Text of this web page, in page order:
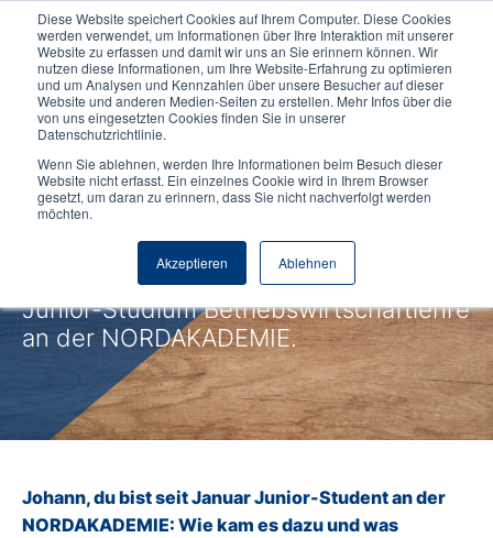
Diese Website speichert Cookies auf Ihrem Computer. Diese Cookies
werden verwendet, um Informationen über Ihre Interaktion mit unserer
Website zu erfassen und damit wir uns an Sie erinnern können. Wir
nutzen diese Informationen, um Ihre Website-Erfahrung zu optimieren
und um Analysen und Kennzahlen über unsere Besucher auf dieser
Website und anderen Medien-Seiten zu erstellen. Mehr Infos über die
von uns eingesetzten Cookies finden Sie in unserer
Datenschutzrichtlinie.
Wenn Sie ablehnen, werden Ihre Informationen beim Besuch dieser
Website nicht erfasst. Ein einzelnes Cookie wird in Ihrem Browser
gesetzt, um daran zu erinnern, dass Sie nicht nachverfolgt werden
möchten.
Akzeptieren Ablehnen
24.02.2020 Duales Studium
[NORDAKADEMIE Interview] mit
Johann Birnbaum, Junior Student
Junior-Studium Betriebswirtschaftlehre
an der NORDAKADEMIE.
Johann, du bist seit Januar Junior-Student an der
NORDAKADEMIE: Wie kam es dazu und was